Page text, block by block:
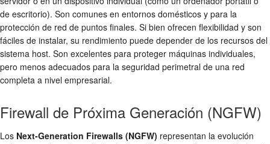
de escritorio). Son comunes en entornos domésticos y para la
protección de red de puntos finales. Si bien ofrecen flexibilidad y son
fáciles de instalar, su rendimiento puede depender de los recursos del
sistema host. Son excelentes para proteger máquinas individuales,
pero menos adecuados para la seguridad perimetral de una red
completa a nivel empresarial.
Firewall de Próxima Generación (NGFW)
Los Next-Generation Firewalls (NGFW) representan la evolución